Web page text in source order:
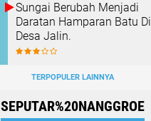
Sungai Berubah Menjadi
Daratan Hamparan Batu Di
Desa Jalin.
TERPOPULER LAINNYA
SEPUTAR%20NANGGROE